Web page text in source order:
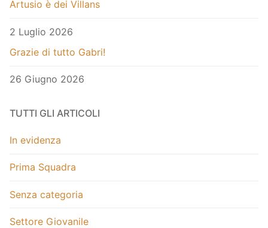
Artusio è dei Villans
2 Luglio 2026
Grazie di tutto Gabri!
26 Giugno 2026
TUTTI GLI ARTICOLI
In evidenza
Prima Squadra
Senza categoria
Settore Giovanile